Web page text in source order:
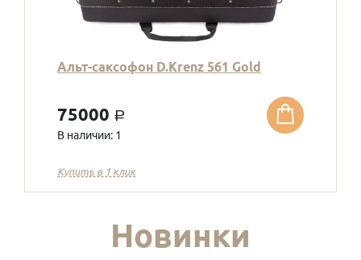
Альт-саксофон D.Krenz 561 Gold
75000 a
В наличии: 1
Купить в 1 клик
Новинки